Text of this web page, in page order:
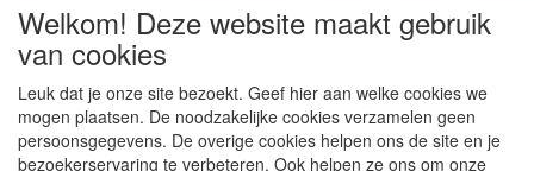
SOCIALE MEDIA
Welkom! Deze website maakt gebruik
van cookies
Leuk dat je onze site bezoekt. Geef hier aan welke cookies we
mogen plaatsen. De noodzakelijke cookies verzamelen geen
persoonsgegevens. De overige cookies helpen ons de site en je
bezoekerservaring te verbeteren. Ook helpen ze ons om onze